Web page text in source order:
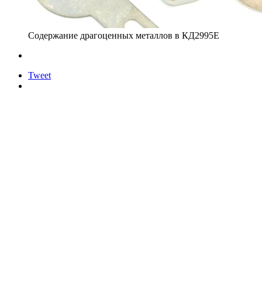
Содержание драгоценных металлов в КД2995Е
Tweet